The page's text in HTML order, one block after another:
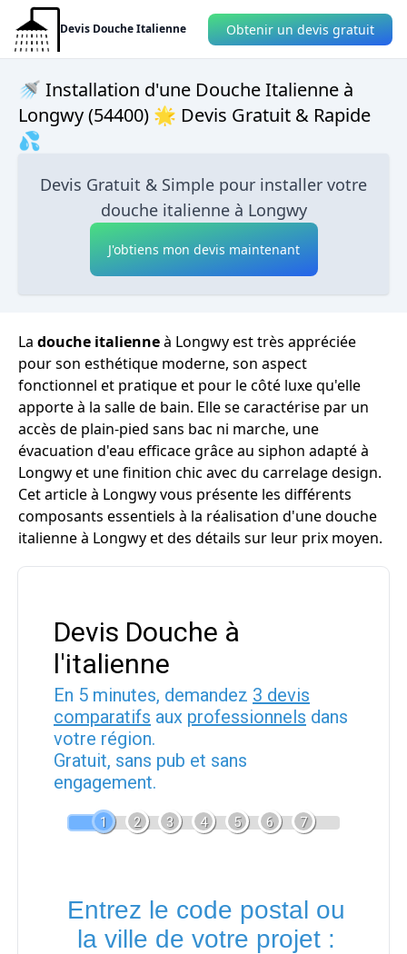
Devis Douche Italienne Obtenir un devis gratuit
🚿 Installation d'une Douche Italienne à
Longwy (54400) 🌟 Devis Gratuit & Rapide
💦
Devis Gratuit & Simple pour installer votre
douche italienne à Longwy
J'obtiens mon devis maintenant
La douche italienneà Longwy est très appréciée
pour son esthétique moderne, son aspect
fonctionnel et pratique et pour le côté luxe qu'elle
apporte à la salle de bain. Elle se caractérise par un
accès de plain-pied sans bac ni marche, une
évacuation d'eau efficace grâce au siphon adapté à
Longwy et une finition chic avec du carrelage design.
Cet article à Longwy vous présente les différents
composants essentiels à la réalisation d'une douche
italienne à Longwy et des détails sur leur prix moyen.
Devis Douche à
l'italienne
En 5 minutes, demandez 3 devis
comparatifs aux professionnels dans
votre région.
Gratuit, sans pub et sans
engagement.
1 2 3 4 5 6 7
Entrez le code postal ou
la ville de votre projet :